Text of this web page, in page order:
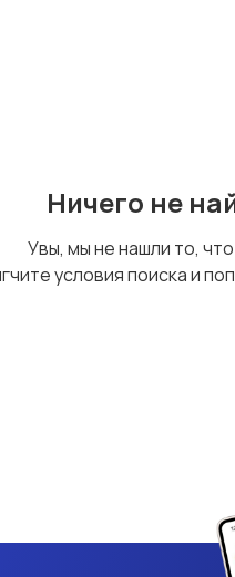
Ничего не
Увы, мы не нашли то,
условия поиска и